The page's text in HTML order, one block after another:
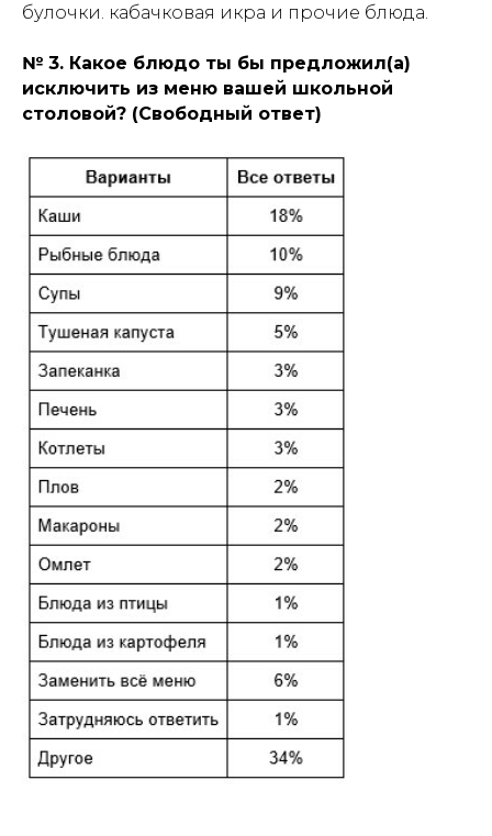
булочки. кабачковая икра и прочие блюда.
№ 3. Какое блюдо ты бы предложил(а)
исключить из меню вашей школьной
столовой? (Свободный ответ)